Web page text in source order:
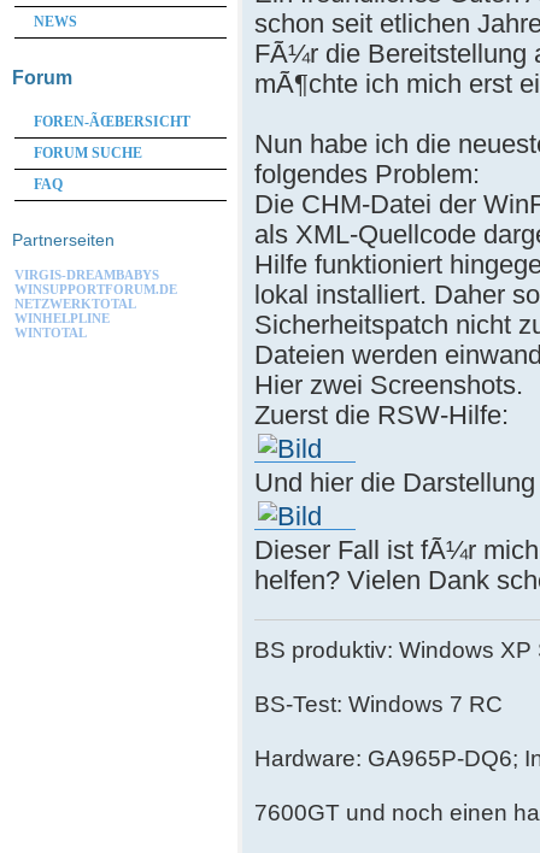
schon seit etlichen
FÃ¼r die Bereitstellung
mÃ¶chte ich mich erst
Nun habe ich die
folgendes Problem:
Die CHM-Datei der
als XML-Quellcode
Hilfe funktioniert
lokal installiert. Daher
Sicherheitspatch nicht
Dateien werden
Hier zwei Screenshots.
Zuerst die RSW-Hilfe:
Und hier die
Dieser Fall ist fÃ¼r
helfen? Vielen Dank
BS produktiv: Windows
BS-Test: Windows 7 RC
Hardware: GA965P-DQ6;
7600GT und noch einen
NEWS
Forum
FOREN-ÃŒBERSICHT
FORUM SUCHE
FAQ
Partnerseiten
VIRGIS-DREAMBABYS
WINSUPPORTFORUM.DE
NETZWERKTOTAL
WINHELPLINE
WINTOTAL